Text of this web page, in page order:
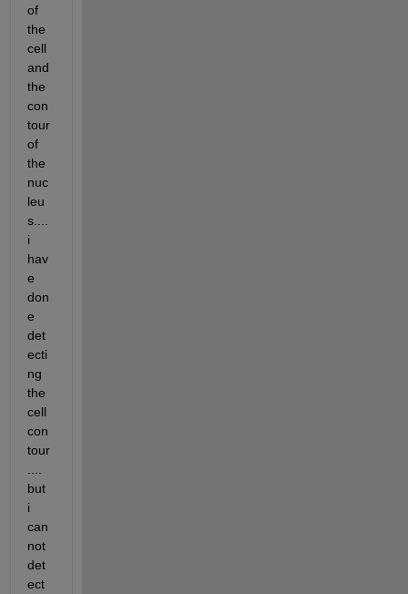
of
the
cell
and
the
con
tour
of
the
nuc
leu
s....
i
hav
e
don
e
det
ecti
ng
the
cell
con
tour
but
i
can
not
det
ect